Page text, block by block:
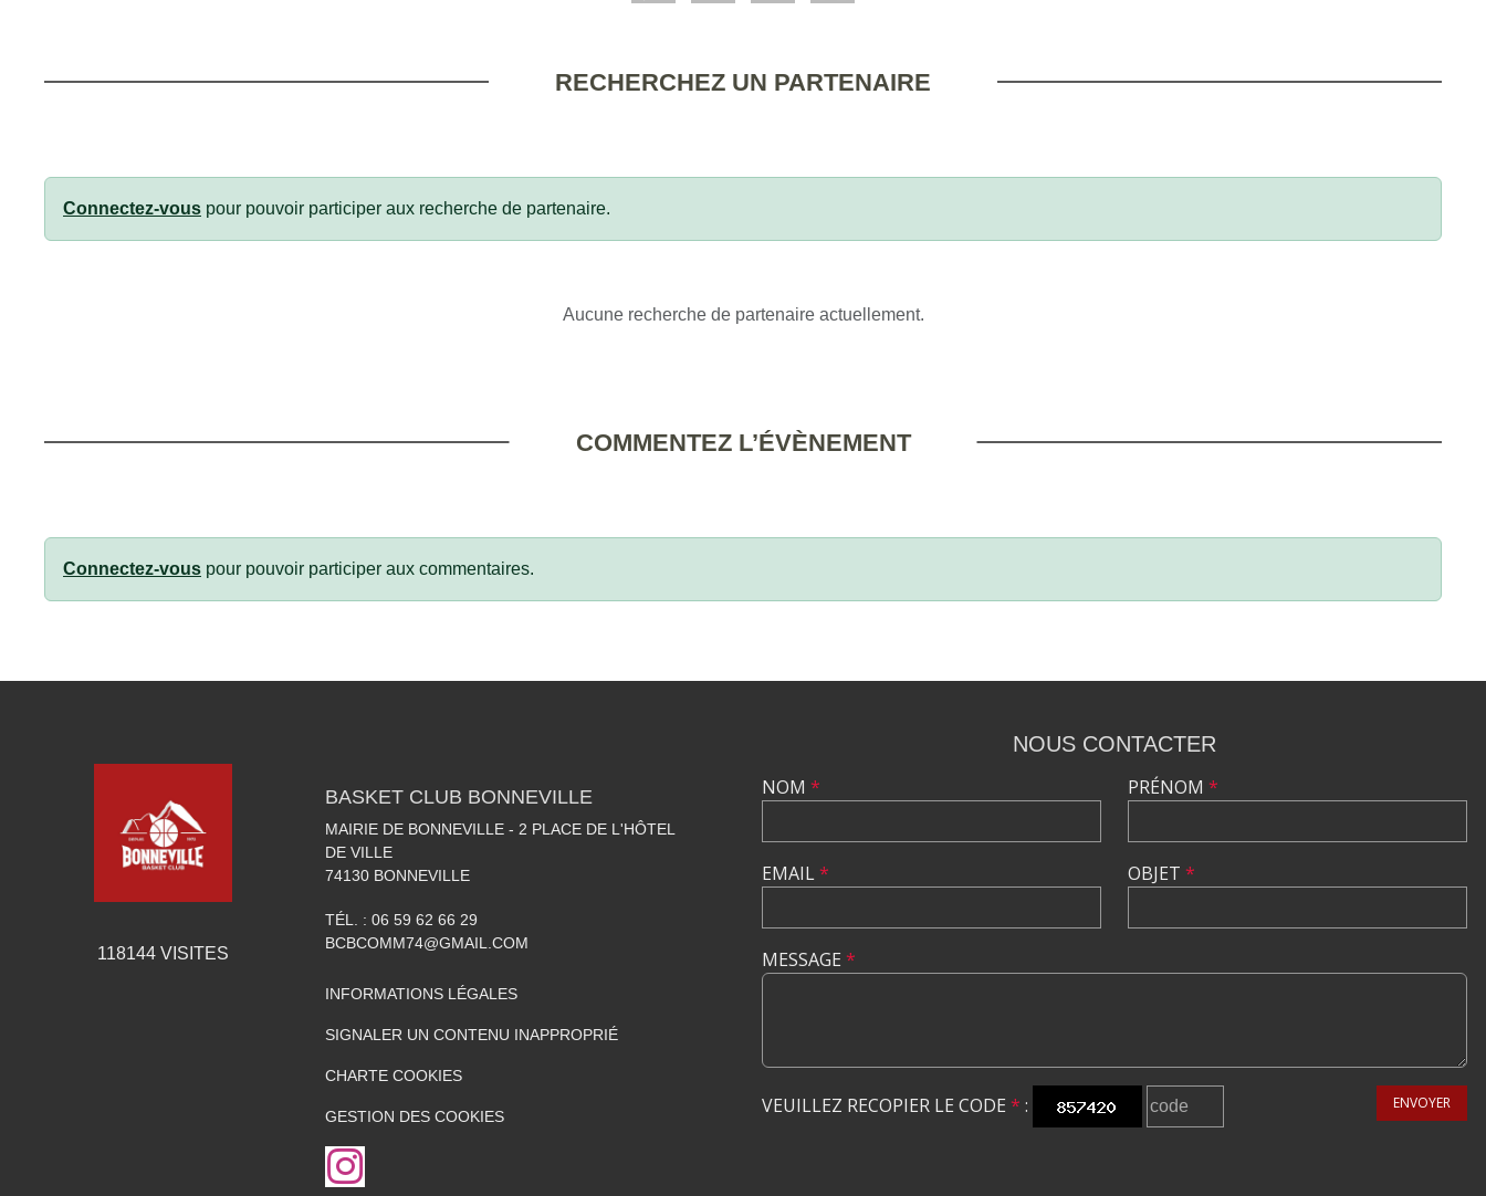
RECHERCHEZ UN PARTENAIRE
Connectez-vous pour pouvoir participer aux recherche de partenaire.
Aucune recherche de partenaire actuellement.
COMMENTEZ L’ÉVÈNEMENT
Connectez-vous pour pouvoir participer aux commentaires.
118144VISITES
BASKET CLUB BONNEVILLE
MAIRIE DE BONNEVILLE - 2 PLACE DE L'HÔTEL
DE VILLE
74130 BONNEVILLE
TÉL. : 06 59 62 66 29
BCBCOMM74@GMAIL.COM
INFORMATIONS LÉGALES
SIGNALER UN CONTENU INAPPROPRIÉ
CHARTE COOKIES
GESTION DES COOKIES
NOUS CONTACTER
NOM *
EMAIL*
PRÉNOM *
OBJET *
MESSAGE *
VEUILLEZ RECOPIER LE CODE * : ENVOYER